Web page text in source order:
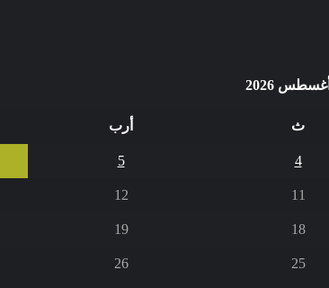
أغسطس 2026
ث أرب
4
5
11
12
18
19
25
26